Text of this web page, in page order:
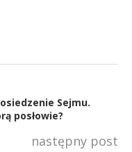
Sejmu.
posłowie?
następny post